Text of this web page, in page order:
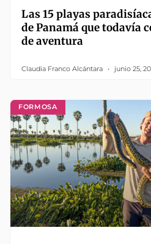
Las 15 playas
de Panamá que todavía
de aventura
Claudia Franco Alcántara junio 25,
FORMOSA